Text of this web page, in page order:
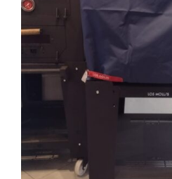
AGREGAR AL CARRITO